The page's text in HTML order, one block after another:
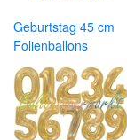
Geburtstag 45 cm
Folienballons